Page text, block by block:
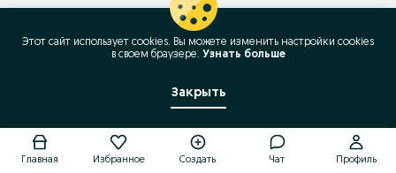
Позвонить / SMS
Главная Избранное Создать Чат Профиль
Этот сайт использует cookies. Вы можете изменить настройки cookies
в своeм браузере. Узнать больше
Закрыть